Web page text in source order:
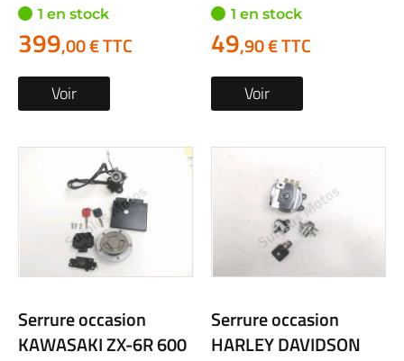
1 en stock
399,00 € TTC
Voir
1 en stock
49,90 € TTC
Voir
Serrure occasion
KAWASAKI ZX-6R 600
Serrure occasion
HARLEY DAVIDSON